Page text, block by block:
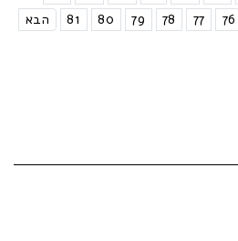
76
77
78
79
80
81 הבא